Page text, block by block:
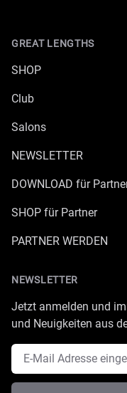
GREAT LENGTHS
SHOP
Club
Salons
NEWSLETTER
DOWNLOAD für
SHOP für Partner
PARTNER WERDEN
NEWSLETTER
Jetzt anmelden und
und Neuigkeiten aus
E-Mail Adresse